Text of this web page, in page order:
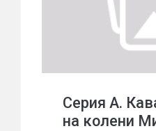
Серия А.
на колени